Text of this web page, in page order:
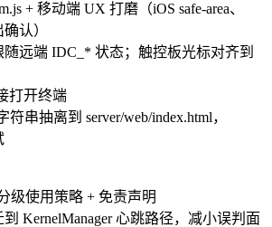
+ 移动端 UX 打磨（iOS safe-area、
认）
随远端 IDC_* 状态；触控板光标对齐到
打开终端
符串抽离到 server/web/index.html，
级使用策略 + 免责声明
KernelManager心跳路径，减小误判面